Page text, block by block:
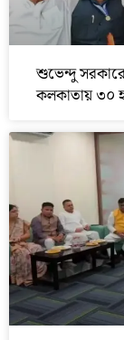
শুভেন্দু
কলকাতায় ৩০